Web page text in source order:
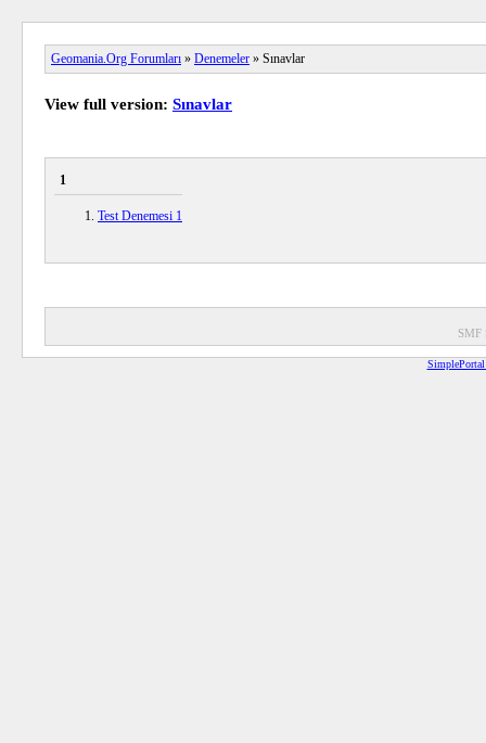
Geomania.Org Forumları » Denemeler » Sınavlar
View full version: Sınavlar
1
Test Denemesi 1
SMF